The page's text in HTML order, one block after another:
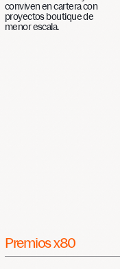
conviven en cartera con
proyectos boutique de
menor escala.
Premiosx80